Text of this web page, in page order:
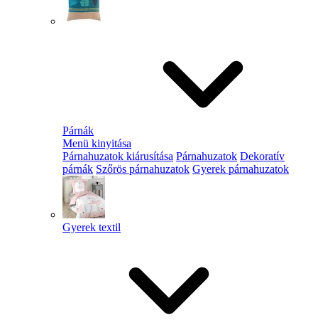
Párnák
Menü kinyitása
Párnahuzatok kiárusítása Párnahuzatok Dekoratív
párnák Szőrös párnahuzatok Gyerek párnahuzatok
Gyerek textil